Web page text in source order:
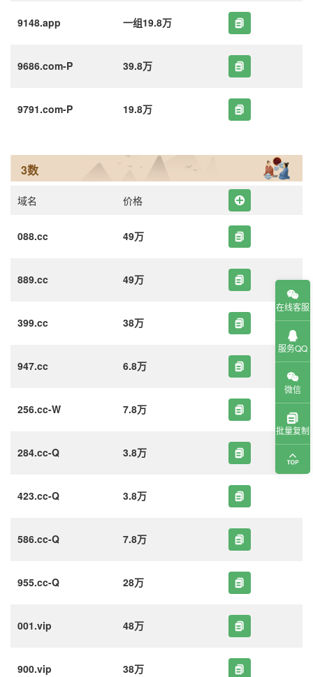
9148.app 一组19.8万
9686.com-P 39.8万
9791.com-P 19.8万
3数
域名 价格
088.cc 49万
889.cc 49万
399.cc 38万
947.cc 6.8万
256.cc-W 7.8万
284.cc-Q 3.8万
423.cc-Q 3.8万
586.cc-Q 7.8万
955.cc-Q 28万
001.vip 48万
900.vip 38万
在线客服
服务QQ
微信
批量复制